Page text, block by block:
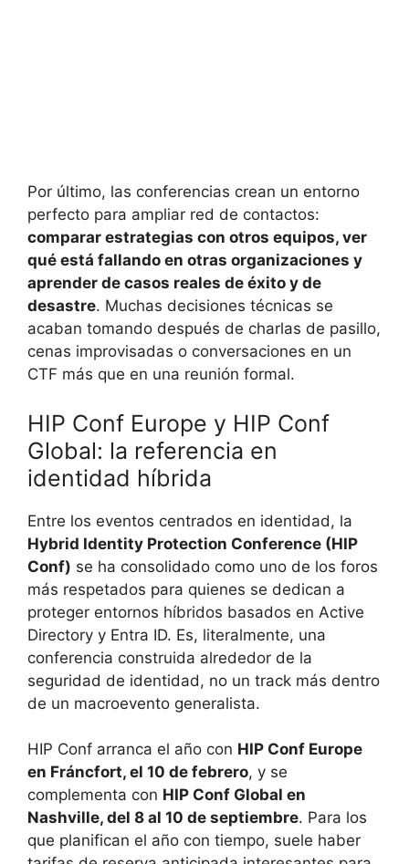
Por último, las conferencias crean un entorno
perfecto para ampliar red de contactos:
comparar estrategias con otros equipos, ver
qué está fallando en otras organizaciones y
aprender de casos reales de éxito y de
desastre. Muchas decisiones técnicas se
acaban tomando después de charlas de pasillo,
cenas improvisadas o conversaciones en un
CTF más que en una reunión formal.
HIP Conf Europe y HIP Conf
Global: la referencia en
identidad híbrida
Entre los eventos centrados en identidad, la
Hybrid Identity Protection Conference (HIP
Conf) se ha consolidado como uno de los foros
más respetados para quienes se dedican a
proteger entornos híbridos basados en Active
Directory y Entra ID. Es, literalmente, una
conferencia construida alrededor de la
seguridad de identidad, no un track más dentro
de un macroevento generalista.
HIP Conf arranca el año con HIP Conf Europe
en Fráncfort, el 10 de febrero, y se
complementa con HIP Conf Global en
Nashville, del 8 al 10 de septiembre. Para los
que planifican el año con tiempo, suele haber